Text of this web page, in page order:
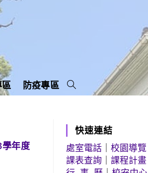
防疫專區
年度
快速連結
處室電話 ｜校園導覽
課表查詢 ｜課程計畫